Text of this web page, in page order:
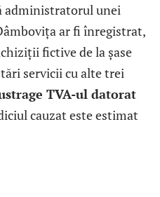
administratorul unei
ar fi înregistrat,
fictive de la șase
servicii cu alte trei
TVA-ul datorat
cauzat este estimat